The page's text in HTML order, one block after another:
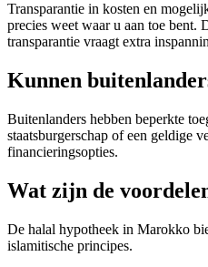
Transparantie in kosten en
precies weet waar u aan toe bent.
transparantie vraagt extra
Kunnen
Buitenlanders hebben beperkte
staatsburgerschap of een geldige
financieringsopties.
Wat zijn de
De halal hypotheek in Marokko
islamitische principes.